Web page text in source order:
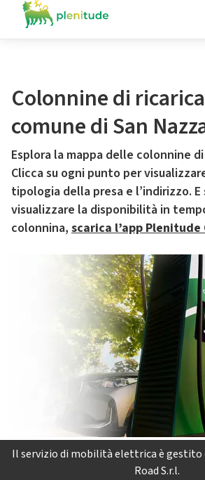
Colonnine di
comune di San
Esplora la mappa delle colonnine
Clicca su ogni punto per
tipologia della presa e l’indirizzo. E
visualizzare la disponibilità in
colonnina, scarica l’app Plenitude
Il servizio di mobilità elettrica è gestito
Road S.r.l.